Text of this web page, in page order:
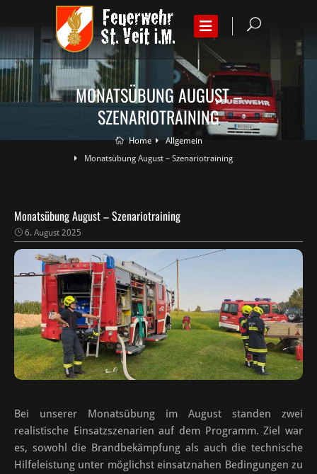
MONATSÜBUNG AUGUST –
SZENARIOTRAINING
Home
Allgemein
Monatsübung August – Szenariotraining
Monatsübung August – Szenariotraining
6. August 2025
Bei unserer Monatsübung im August standen zwei
realistische Einsatzszenarien auf dem Programm. Ziel war
es, sowohl die Brandbekämpfung als auch die technische
Hilfeleistung unter möglichst einsatznahen Bedingungen zu